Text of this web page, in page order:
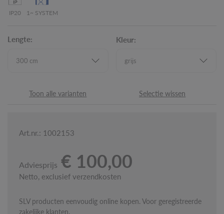
IP20 1~ SYSTEM
Lengte: Kleur:
Toon alle varianten Selectie wissen
Art.nr.: 1002153
Adviesprijs € 100,00
Netto, exclusief verzendkosten
SLV producten eenvoudig online kopen. Voor geregistreerde
zakelijke klanten.